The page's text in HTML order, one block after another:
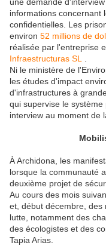
informations concernant
confidentielles. Les
environ 52 millions de
réalisée par l'entreprise
Infraestructuras SL
Ni le ministère de
les études d'impact
d'infrastructures à
qui supervise le
interview au moment de
À Archidona, les
lorsque la communauté
deuxième projet de
Au cours des mois
et, début décembre, des
lutte, notamment des
des écologistes et des
Tapia Arias.